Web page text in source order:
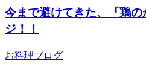
今まで避けてきた、『鶏
ジ！！
お料理ブログ